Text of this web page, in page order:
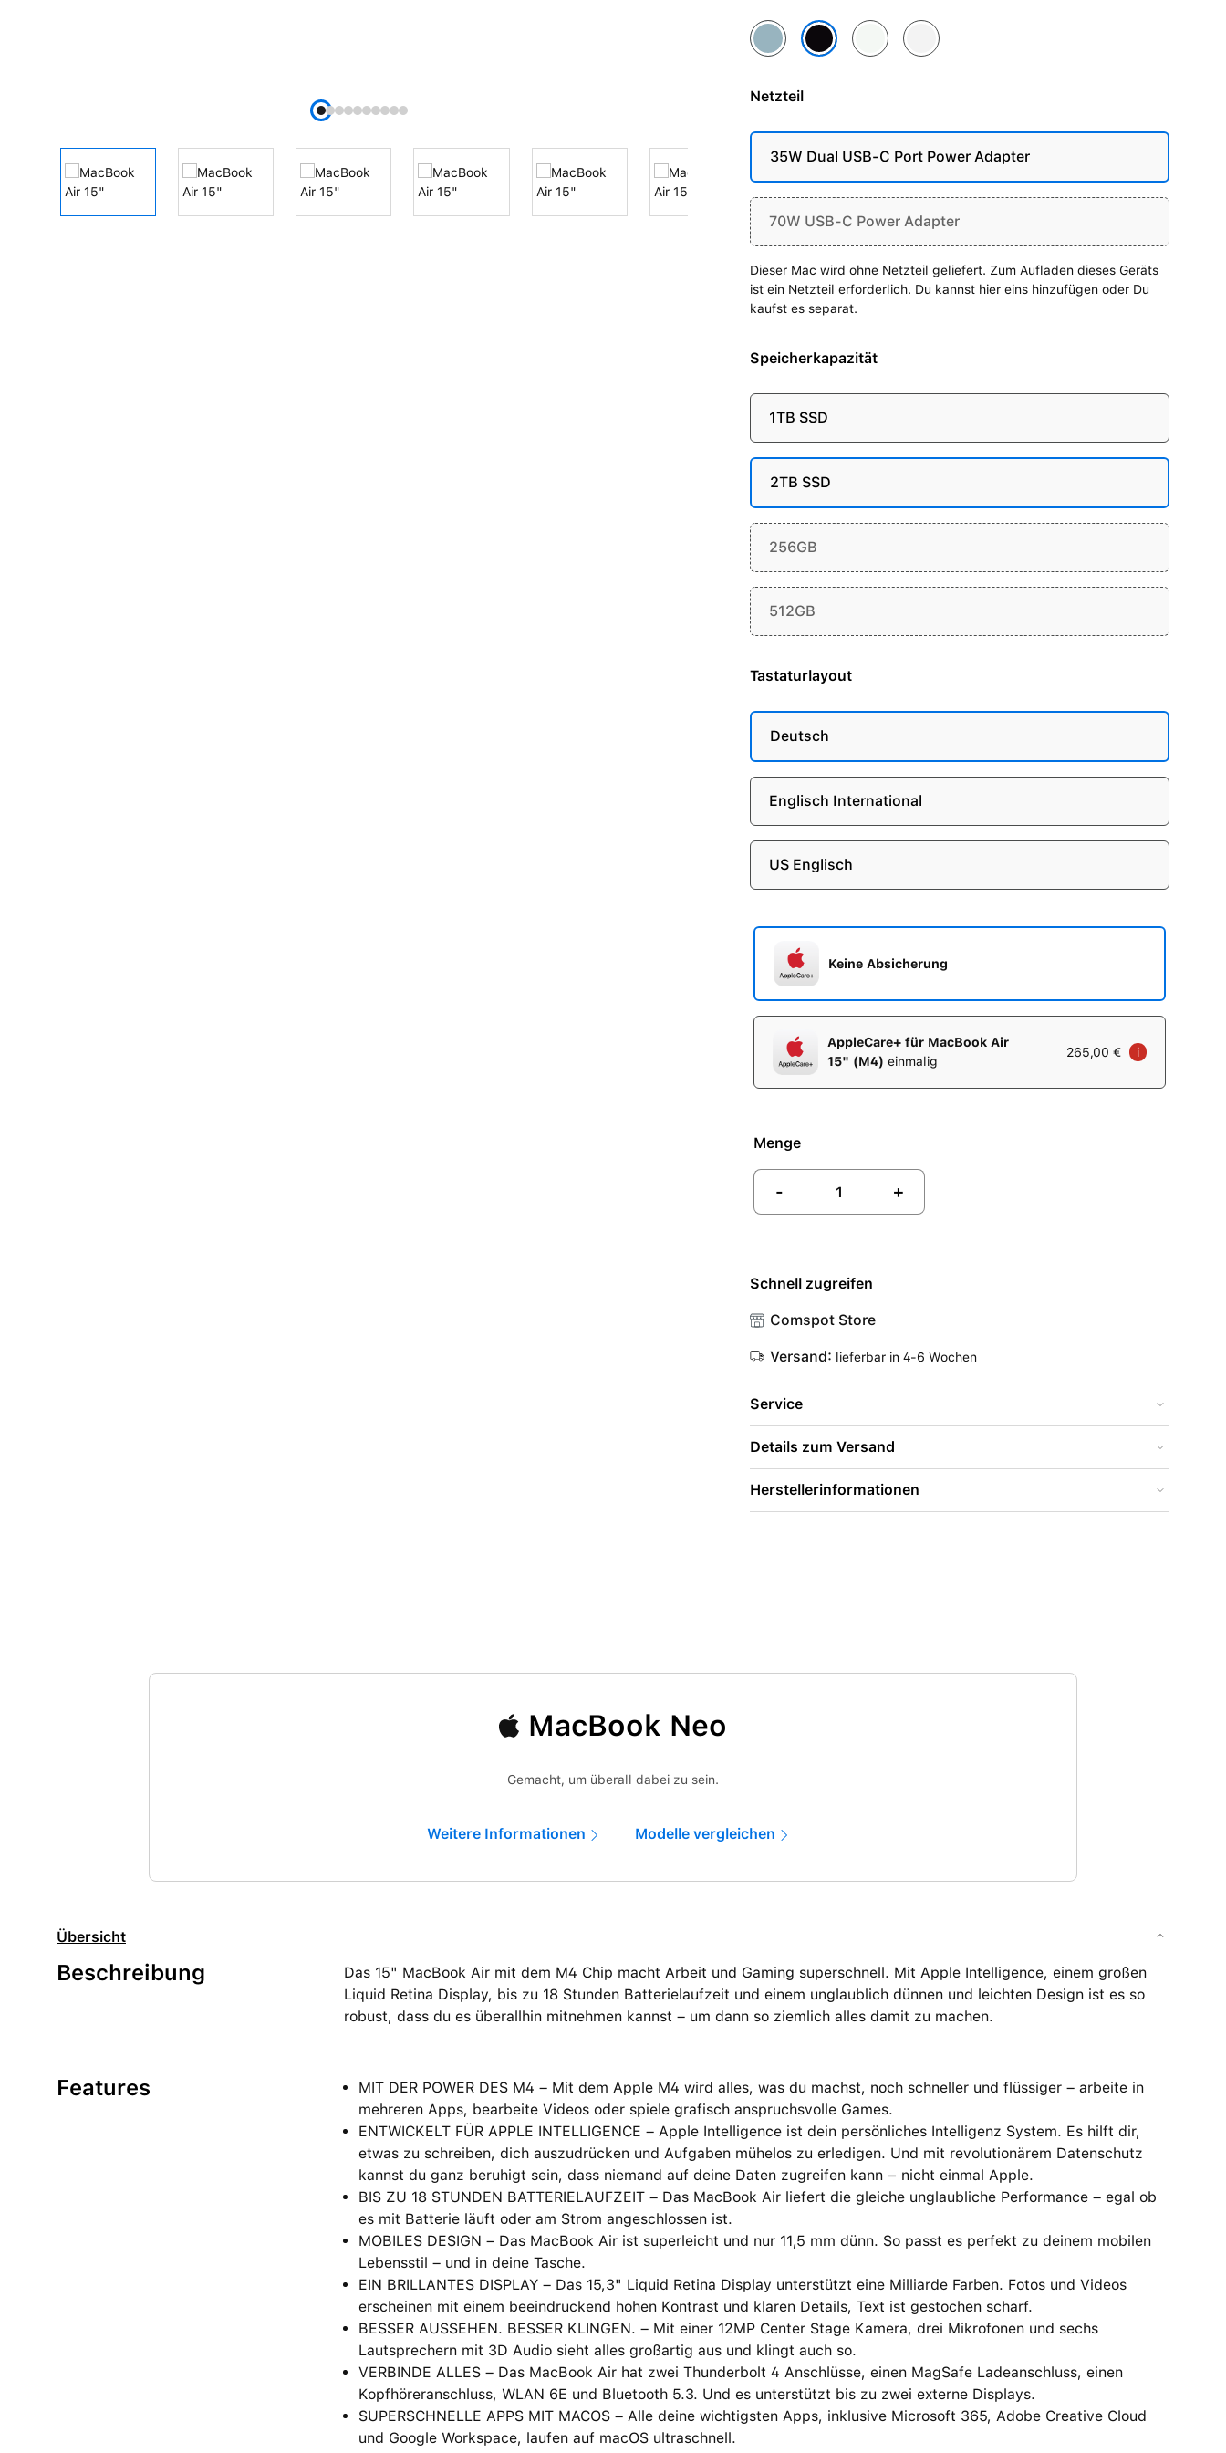
HimmelblauMitternachtPolarsternSilber
Netzteil
35W Dual USB-C Port Power Adapter
70W USB-C Power Adapter
Dieser Mac wird ohne Netzteil geliefert. Zum Aufladen dieses Geräts
ist ein Netzteil erforderlich. Du kannst hier eins hinzufügen oder Du
kaufst es separat.
Speicherkapazität
1TB SSD
2TB SSD
256GB
512GB
Tastaturlayout
Deutsch
Englisch International
US Englisch
Keine Absicherung
AppleCare+ für MacBook Air
15" (M4) einmalig
265,00 € i
Menge
- +
Schnell zugreifen
Comspot Store
Versand: lieferbar in 4-6 Wochen
Service
Details zum Versand
Herstellerinformationen
MacBook Neo
Gemacht, um überall dabei zu sein.
Weitere Informationen Modelle vergleichen
Übersicht
Beschreibung
Das 15" MacBook Air mit dem M4 Chip macht Arbeit und Gaming superschnell. Mit Apple Intelligence, einem großen
Liquid Retina Display, bis zu 18 Stunden Batterielaufzeit und einem unglaublich dünnen und leichten Design ist es so
robust, dass du es überallhin mitnehmen kannst – um dann so ziemlich alles damit zu machen.
Features
MIT DER POWER DES M4 – Mit dem Apple M4 wird alles, was du machst, noch schneller und flüssiger – arbeite in
mehreren Apps, bearbeite Videos oder spiele grafisch anspruchsvolle Games.
ENTWICKELT FÜR APPLE INTELLIGENCE – Apple Intelligence ist dein persönliches Intelligenz System. Es hilft dir,
etwas zu schreiben, dich auszudrücken und Aufgaben mühelos zu erledigen. Und mit revolutionärem Datenschutz
kannst du ganz beruhigt sein, dass niemand auf deine Daten zugreifen kann − nicht einmal Apple.
BIS ZU 18 STUNDEN BATTERIELAUFZEIT – Das MacBook Air liefert die gleiche unglaubliche Performance – egal ob
es mit Batterie läuft oder am Strom angeschlossen ist.
MOBILES DESIGN – Das MacBook Air ist superleicht und nur 11,5 mm dünn. So passt es perfekt zu deinem mobilen
Lebensstil – und in deine Tasche.
EIN BRILLANTES DISPLAY – Das 15,3" Liquid Retina Display unterstützt eine Milliarde Farben. Fotos und Videos
erscheinen mit einem beein­druckend hohen Kontrast und klaren Details, Text ist gestochen scharf.
BESSER AUSSEHEN. BESSER KLINGEN. – Mit einer 12MP Center Stage Kamera, drei Mikrofonen und sechs
Lautsprechern mit 3D Audio sieht alles großartig aus und klingt auch so.
VERBINDE ALLES – Das MacBook Air hat zwei Thunderbolt 4 Anschlüsse, einen MagSafe Ladeanschluss, einen
Kopfhöreranschluss, WLAN 6E und Bluetooth 5.3. Und es unterstützt bis zu zwei externe Displays.
SUPERSCHNELLE APPS MIT MACOS – Alle deine wichtigsten Apps, inklusive Microsoft 365, Adobe Creative Cloud
und Google Workspace, laufen auf macOS ultraschnell.